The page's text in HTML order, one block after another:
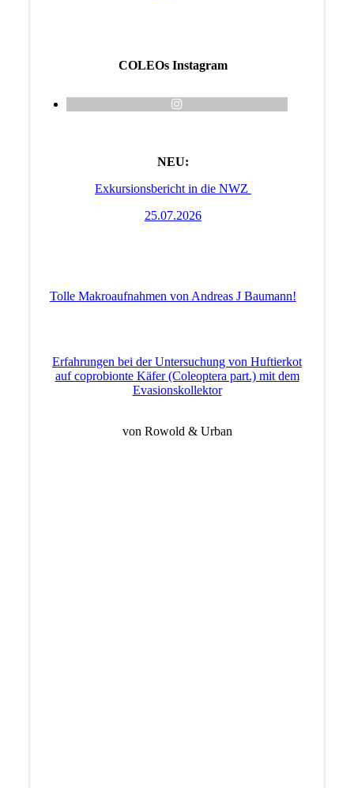
COLEOs Instagram
NEU:
Exkursionsbericht in die NWZ
25.07.2026
Tolle Makroaufnahmen von Andreas J Baumann!
Erfahrungen bei der Untersuchung von Huftierkot
auf coprobionte Käfer (Coleoptera part.) mit dem
Evasionskollektor
von Rowold & Urban